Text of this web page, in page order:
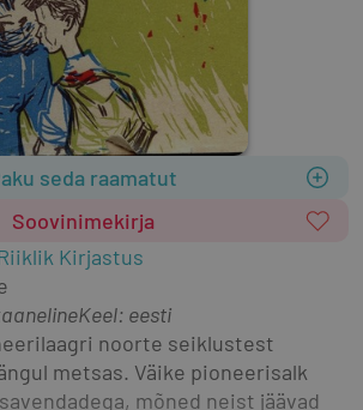
seda raamatut
Soovinimekirja
Kirjastus
Keel: eesti
noorte seiklustest
metsas. Väike pioneerisalk
mõned neist jäävad